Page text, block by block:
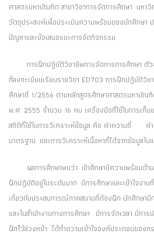
ศาสตรมหาบัณฑิต สาขาวิชาการจัดการศึกษา มห
วัตถุประสงค์เพื่อประเมินความพร้อมของนักศึกษา
ปัญหาและข้อเสนอแนะการจัดกิจกรรม
การฝึกปฏิบัติวิชาชีพการจัดการการศึกษา ตัวอ
ที่ลงทะเบียนเรียนรายวิชา ED703 การฝึกปฏิบัติวิ
ศึกษาที่ 1/2556 ตามหลักสูตรศึกษาศาสตรมหาบัณฑิ
พ.ศ. 2555 จำนวน 16 คน เครื่องมือที่ใช้ในการเก็
สถิติที่ใช้ในการวิเคราะห์ข้อมูล คือ ค่าความถี่ ค่า
มาตรฐาน และการวิเคราะห์เนื้อหาที่ได้จากข้อมูลใน
ผลการศึกษาพบว่า นักศึกษามีความพร้อมด้านค
ฝึกปฏิบัติอยู่ในระดับมาก มีการศึกษาและเข้าใจงาน
เกี่ยวกับประสบการณ์ภาคสนามที่ต้องฝึก นักศึกษามี
และในสำนักงานทางการศึกษา มีการจัดเวลา มีกา
ฝึกไว้ล่วงหน้า ได้ทำความเข้าใจองค์ประกอบของ